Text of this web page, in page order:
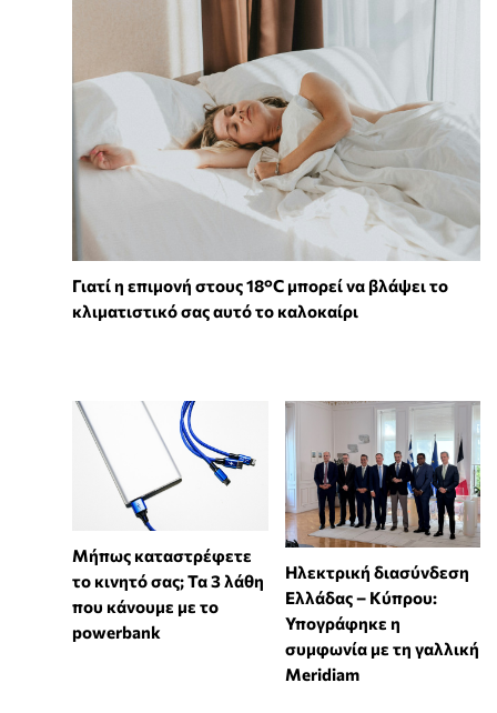
Γιατί η επιμονή στους 18°C μπορεί να βλάψει το
κλιματιστικό σας αυτό το καλοκαίρι
Μήπως καταστρέφετε
το κινητό σας; Τα 3 λάθη
που κάνουμε με το
powerbank
Ηλεκτρική διασύνδεση
Ελλάδας – Κύπρου:
Υπογράφηκε η
συμφωνία με τη γαλλική
Meridiam